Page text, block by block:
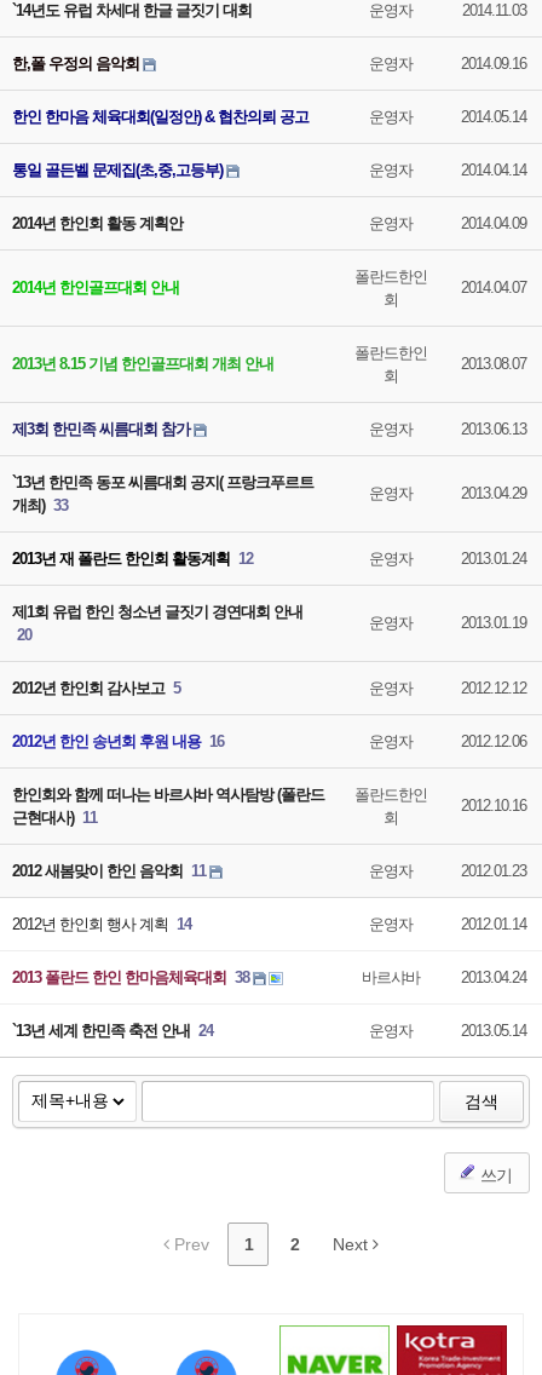
`14년도 유럽 차세대 한글 글짓기 대회 운영자 2014.11.03
한,폴 우정의 음악회 운영자 2014.09.16
한인 한마음 체육대회(일정안) & 협찬의뢰 공고 운영자 2014.05.14
통일 골든벨 문제집(초,중,고등부) 운영자 2014.04.14
2014년 한인회 활동 계획안 운영자 2014.04.09
2014년 한인골프대회 안내
폴란드한인
회
2014.04.07
2013년 8.15 기념 한인골프대회 개최 안내
폴란드한인
회
2013.08.07
제3회 한민족 씨름대회 참가 운영자 2013.06.13
`13년 한민족 동포 씨름대회 공지( 프랑크푸르트
개최) 33
운영자 2013.04.29
2013년 재 폴란드 한인회 활동계획 12 운영자 2013.01.24
제1회 유럽 한인 청소년 글짓기 경연대회 안내
20
운영자 2013.01.19
2012년 한인회 감사보고 5 운영자 2012.12.12
2012년 한인 송년회 후원 내용 16 운영자 2012.12.06
한인회와 함께 떠나는 바르샤바 역사탐방 (폴란드
근현대사) 11
폴란드한인
회
2012.10.16
2012 새봄맞이 한인 음악회 11 운영자 2012.01.23
2012년 한인회 행사 계획 14 운영자 2012.01.14
2013 폴란드 한인 한마음체육대회 38 바르샤바 2013.04.24
`13년 세계 한민족 축전 안내 24 운영자 2013.05.14
검색
쓰기
Prev 1 2 Next